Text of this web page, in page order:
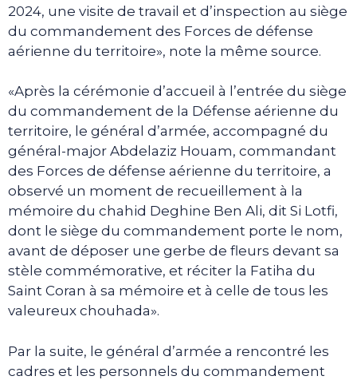
2024, une visite de travail et d’inspection au siège
du commandement des Forces de défense
aérienne du territoire», note la même source.
«Après la cérémonie d’accueil à l’entrée du siège
du commandement de la Défense aérienne du
territoire, le général d’armée, accompagné du
général-major Abdelaziz Houam, commandant
des Forces de défense aérienne du territoire, a
observé un moment de recueillement à la
mémoire du chahid Deghine Ben Ali, dit Si Lotfi,
dont le siège du commandement porte le nom,
avant de déposer une gerbe de fleurs devant sa
stèle commémorative, et réciter la Fatiha du
Saint Coran à sa mémoire et à celle de tous les
valeureux chouhada».
Par la suite, le général d’armée a rencontré les
cadres et les personnels du commandement